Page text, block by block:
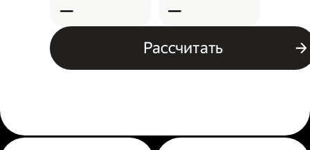
— —
Рассчитать